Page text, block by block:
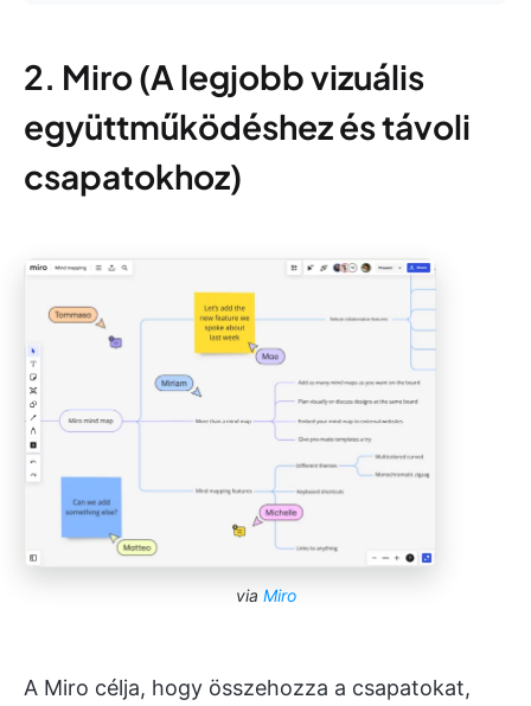
2. Miro (A legjobb vizuális
együttműködéshez és távoli
csapatokhoz)
via Miro
A Miro célja, hogy összehozza a csapatokat,